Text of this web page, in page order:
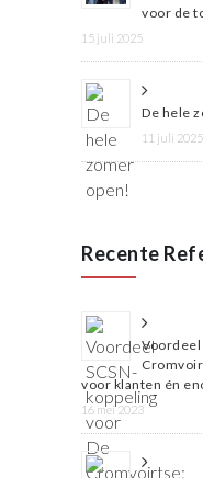
voor de
15 juli 2025
De hele
11 juli 2025
Recente
Voordeel
voor klanten én
16 mei 2023